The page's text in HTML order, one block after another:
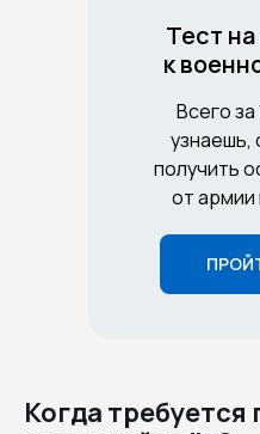
Тест
к
Всего за
узнаешь,
получить
от армии
Когда требуется